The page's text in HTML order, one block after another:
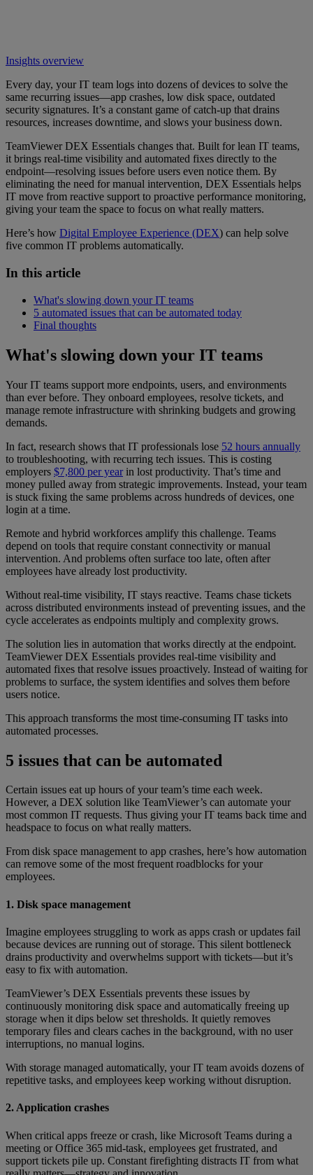
Insights overview
Every day, your IT team logs into dozens of devices to solve the
same recurring issues—app crashes, low disk space, outdated
security signatures. It’s a constant game of catch-up that drains
resources, increases downtime, and slows your business down.
TeamViewer DEX Essentials changes that. Built for lean IT teams,
it brings real-time visibility and automated fixes directly to the
endpoint—resolving issues before users even notice them. By
eliminating the need for manual intervention, DEX Essentials helps
IT move from reactive support to proactive performance monitoring,
giving your team the space to focus on what really matters.
Here’s how Digital Employee Experience (DEX) can help solve
five common IT problems automatically.
In this article
What's slowing down your IT teams
5 automated issues that can be automated today
Final thoughts
What's slowing down your IT teams
Your IT teams support more endpoints, users, and environments
than ever before. They onboard employees, resolve tickets, and
manage remote infrastructure with shrinking budgets and growing
demands.
In fact, research shows that IT professionals lose 52 hours annually
to troubleshooting, with recurring tech issues. This is costing
employers $7,800 per yearin lost productivity. That’s time and
money pulled away from strategic improvements. Instead, your team
is stuck fixing the same problems across hundreds of devices, one
login at a time.
Remote and hybrid workforces amplify this challenge. Teams
depend on tools that require constant connectivity or manual
intervention. And problems often surface too late, often after
employees have already lost productivity.
Without real-time visibility, IT stays reactive. Teams chase tickets
across distributed environments instead of preventing issues, and the
cycle accelerates as endpoints multiply and complexity grows.
The solution lies in automation that works directly at the endpoint.
TeamViewer DEX Essentials provides real-time visibility and
automated fixes that resolve issues proactively. Instead of waiting for
problems to surface, the system identifies and solves them before
users notice.
This approach transforms the most time-consuming IT tasks into
automated processes.
5 issues that can be automated
Certain issues eat up hours of your team’s time each week.
However, a DEX solution like TeamViewer’s can automate your
most common IT requests. Thus giving your IT teams back time and
headspace to focus on what really matters.
From disk space management to app crashes, here’s how automation
can remove some of the most frequent roadblocks for your
employees.
1. Disk space management
Imagine employees struggling to work as apps crash or updates fail
because devices are running out of storage. This silent bottleneck
drains productivity and overwhelms support with tickets—but it’s
easy to fix with automation.
TeamViewer’s DEX Essentials prevents these issues by
continuously monitoring disk space and automatically freeing up
storage when it dips below set thresholds. It quietly removes
temporary files and clears caches in the background, with no user
interruptions, no manual logins.
With storage managed automatically, your IT team avoids dozens of
repetitive tasks, and employees keep working without disruption.
2. Application crashes
When critical apps freeze or crash, like Microsoft Teams during a
meeting or Office 365 mid-task, employees get frustrated, and
support tickets pile up. Constant firefighting distracts IT from what